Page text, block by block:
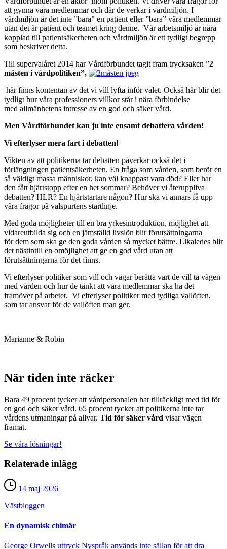
att gynna våra medlemmar och där de verkar i vårdmiljön. I
vårdmiljön är det inte ”bara” en patient eller ”bara” våra medlemmar
utan det är patient och teamet kring denne. Vår arbetsmiljö är nära
kopplad till patientsäkerheten och vårdmiljön är ett tydligt begrepp
som beskriver detta.
Till supervalåret 2014 har Vårdförbundet tagit fram trycksaken ”2
måsten i vårdpolitiken”,
här finns kontentan av det vi vill lyfta inför valet. Också här blir det
tydligt hur våra professioners villkor står i nära förbindelse
med allmänhetens intresse av en god och säker vård.
Men Vårdförbundet kan ju inte ensamt debattera vården!
Vi efterlyser mera fart i debatten!
Vikten av att politikerna tar debatten påverkar också det i
förlängningen patientsäkerheten. En fråga som vården, som berör en
så väldigt massa människor, kan väl knappast vara död? Eller har
den fått hjärtstopp efter en het sommar? Behöver vi återuppliva
debatten? HLR? En hjärtstartare någon? Hur ska vi annars få upp
våra frågor på valspurtens startlinje.
Med goda möjligheter till en bra yrkesintroduktion, möjlighet att
vidareutbilda sig och en jämställd livslön blir förutsättningarna
för dem som ska ge den goda vården så mycket bättre. Likaledes blir
det nästintill en omöjlighet att ge en god vård utan att
förutsättningarna för det finns.
Vi efterlyser politiker som vill och vågar berätta vart de vill ta vägen
med vården och hur de tänkt att våra medlemmar ska ha det
framöver på arbetet. Vi efterlyser politiker med tydliga vallöften,
som tar ansvar för de vallöften man ger.
Marianne & Robin
När tiden inte räcker
Bara 49 procent tycker att vårdpersonalen har tillräckligt med tid för
en god och säker vård. 65 procent tycker att politikerna inte tar
vårdens utmaningar på allvar. Tid för säker vård visar vägen
framåt.
Se våra lösningar!
Relaterade inlägg
14 maj 2026
Väst­bloggen
En dynamisk chimär
George Orwells uttryck Nyspråk används inte sällan för att dra